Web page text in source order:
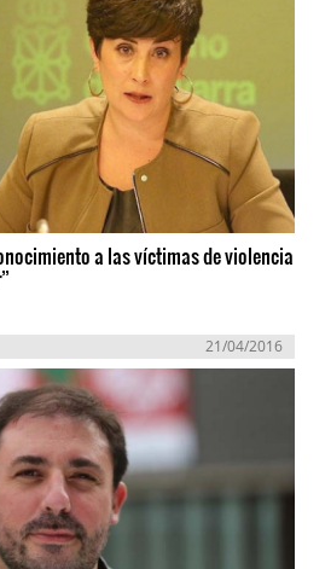
a las víctimas de violencia
21/04/2016